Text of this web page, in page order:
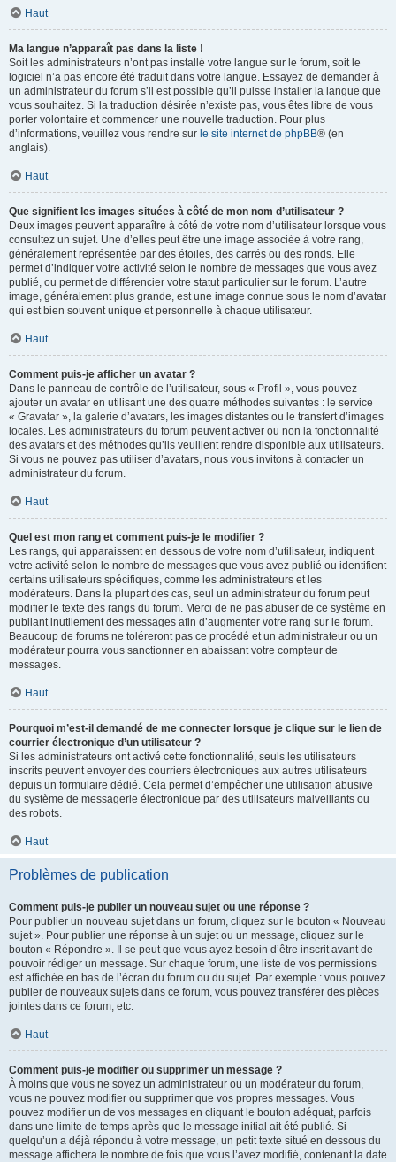
Haut
Ma langue n’apparaît pas dans la liste !
Soit les administrateurs n’ont pas installé votre langue sur le forum, soit le
logiciel n’a pas encore été traduit dans votre langue. Essayez de demander à
un administrateur du forum s’il est possible qu’il puisse installer la langue que
vous souhaitez. Si la traduction désirée n’existe pas, vous êtes libre de vous
porter volontaire et commencer une nouvelle traduction. Pour plus
d’informations, veuillez vous rendre sur le site internet de phpBB® (en
anglais).
Haut
Que signifient les images situées à côté de mon nom d’utilisateur ?
Deux images peuvent apparaître à côté de votre nom d’utilisateur lorsque vous
consultez un sujet. Une d’elles peut être une image associée à votre rang,
généralement représentée par des étoiles, des carrés ou des ronds. Elle
permet d’indiquer votre activité selon le nombre de messages que vous avez
publié, ou permet de différencier votre statut particulier sur le forum. L’autre
image, généralement plus grande, est une image connue sous le nom d’avatar
qui est bien souvent unique et personnelle à chaque utilisateur.
Haut
Comment puis-je afficher un avatar ?
Dans le panneau de contrôle de l’utilisateur, sous « Profil », vous pouvez
ajouter un avatar en utilisant une des quatre méthodes suivantes : le service
« Gravatar », la galerie d’avatars, les images distantes ou le transfert d’images
locales. Les administrateurs du forum peuvent activer ou non la fonctionnalité
des avatars et des méthodes qu’ils veuillent rendre disponible aux utilisateurs.
Si vous ne pouvez pas utiliser d’avatars, nous vous invitons à contacter un
administrateur du forum.
Haut
Quel est mon rang et comment puis-je le modifier ?
Les rangs, qui apparaissent en dessous de votre nom d’utilisateur, indiquent
votre activité selon le nombre de messages que vous avez publié ou identifient
certains utilisateurs spécifiques, comme les administrateurs et les
modérateurs. Dans la plupart des cas, seul un administrateur du forum peut
modifier le texte des rangs du forum. Merci de ne pas abuser de ce système en
publiant inutilement des messages afin d’augmenter votre rang sur le forum.
Beaucoup de forums ne toléreront pas ce procédé et un administrateur ou un
modérateur pourra vous sanctionner en abaissant votre compteur de
messages.
Haut
Pourquoi m’est-il demandé de me connecter lorsque je clique sur le lien de
courrier électronique d’un utilisateur ?
Si les administrateurs ont activé cette fonctionnalité, seuls les utilisateurs
inscrits peuvent envoyer des courriers électroniques aux autres utilisateurs
depuis un formulaire dédié. Cela permet d’empêcher une utilisation abusive
du système de messagerie électronique par des utilisateurs malveillants ou
des robots.
Haut
Problèmes de publication
Comment puis-je publier un nouveau sujet ou une réponse ?
Pour publier un nouveau sujet dans un forum, cliquez sur le bouton « Nouveau
sujet ». Pour publier une réponse à un sujet ou un message, cliquez sur le
bouton « Répondre ». Il se peut que vous ayez besoin d’être inscrit avant de
pouvoir rédiger un message. Sur chaque forum, une liste de vos permissions
est affichée en bas de l’écran du forum ou du sujet. Par exemple : vous pouvez
publier de nouveaux sujets dans ce forum, vous pouvez transférer des pièces
jointes dans ce forum, etc.
Haut
Comment puis-je modifier ou supprimer un message ?
À moins que vous ne soyez un administrateur ou un modérateur du forum,
vous ne pouvez modifier ou supprimer que vos propres messages. Vous
pouvez modifier un de vos messages en cliquant le bouton adéquat, parfois
dans une limite de temps après que le message initial ait été publié. Si
quelqu’un a déjà répondu à votre message, un petit texte situé en dessous du
message affichera le nombre de fois que vous l’avez modifié, contenant la date